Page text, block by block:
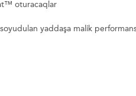
oturacaqlar
yaddaşa malik